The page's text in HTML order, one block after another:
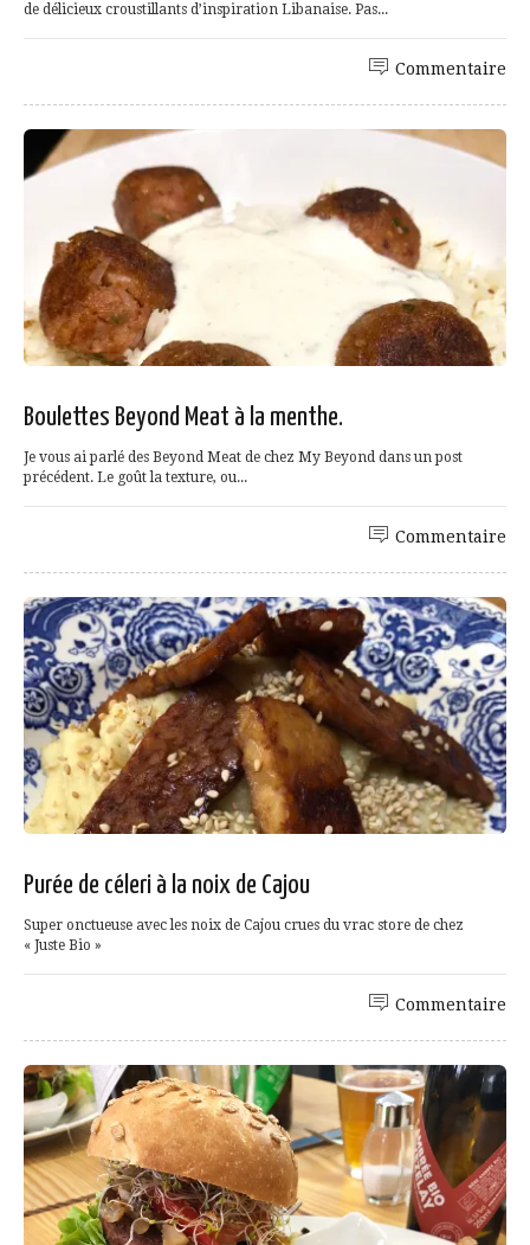
de délicieux croustillants d’inspiration Libanaise. Pas...
Commentaire
Boulettes Beyond Meat à la menthe.
Je vous ai parlé des Beyond Meat de chez My Beyond dans un post
précédent. Le goût la texture, ou...
Commentaire
Purée de céleri à la noix de Cajou
Super onctueuse avec les noix de Cajou crues du vrac store de chez
« Juste Bio »
Commentaire